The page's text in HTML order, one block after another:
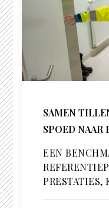
SAMEN
SPOED NAAR
EEN